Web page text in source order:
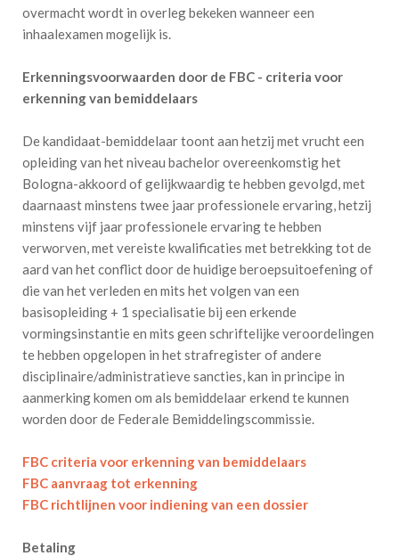
overmacht wordt in overleg bekeken wanneer een
inhaalexamen mogelijk is.
Erkenningsvoorwaarden door de FBC - criteria voor
erkenning van bemiddelaars
De kandidaat-bemiddelaar toont aan hetzij met vrucht een
opleiding van het niveau bachelor overeenkomstig het
Bologna-akkoord of gelijkwaardig te hebben gevolgd, met
daarnaast minstens twee jaar professionele ervaring, hetzij
minstens vijf jaar professionele ervaring te hebben
verworven, met vereiste kwalificaties met betrekking tot de
aard van het conflict door de huidige beroepsuitoefening of
die van het verleden en mits het volgen van een
basisopleiding + 1 specialisatie bij een erkende
vormingsinstantie en mits geen schriftelijke veroordelingen
te hebben opgelopen in het strafregister of andere
disciplinaire/administratieve sancties, kan in principe in
aanmerking komen om als bemiddelaar erkend te kunnen
worden door de Federale Bemiddelingscommissie.
FBC criteria voor erkenning van bemiddelaars
FBC aanvraag tot erkenning
FBC richtlijnen voor indiening van een dossier
Betaling